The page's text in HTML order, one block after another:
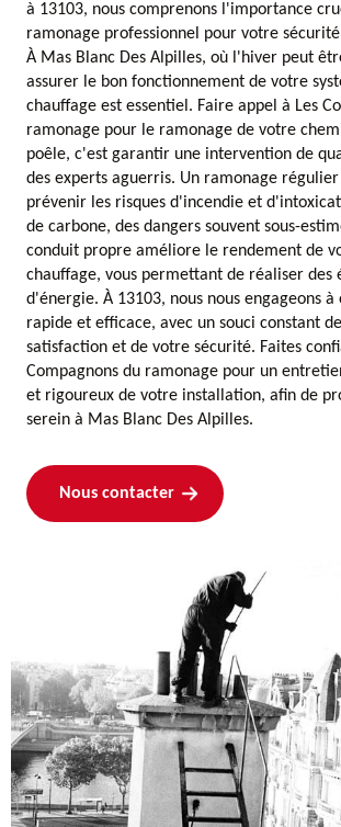
à 13103, nous comprenons l'importance
ramonage professionnel pour votre
À Mas Blanc Des Alpilles, où l'hiver peut
assurer le bon fonctionnement de votre
chauffage est essentiel. Faire appel à Les
ramonage pour le ramonage de votre
poêle, c'est garantir une intervention de
des experts aguerris. Un ramonage
prévenir les risques d'incendie et
de carbone, des dangers souvent sous-
conduit propre améliore le rendement de
chauffage, vous permettant de réaliser des
d'énergie. À 13103, nous nous engageons
rapide et efficace, avec un souci constant
satisfaction et de votre sécurité. Faites
Compagnons du ramonage pour un
et rigoureux de votre installation, afin de
serein à Mas Blanc Des Alpilles.
Nous contacter